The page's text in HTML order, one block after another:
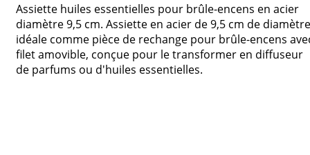
Assiette huiles essentielles pour brûle-encens en acier
diamètre 9,5 cm. Assiette en acier de 9,5 cm de
idéale comme pièce de rechange pour brûle-encens
filet amovible, conçue pour le transformer en diffuseur
de parfums ou d'huiles essentielles.